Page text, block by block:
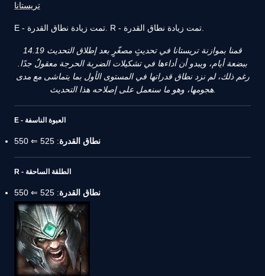
تريستانا
قمنا بموازنة تريستانا في تحديثٍ مصغّرٍ بعد إطلاق التحديث 14.19
ببضعة أيام، ويبدو أن أداءها في تشكيلات الضربة الحرجة معقولٌ جدًا.
رغم ذلك، لم نزد نطاق قدراتها في المستوى الأول بما يتماشى مع مدى
هجومها، وهو ما سنعمل على إصلاحه هذا التحديث.
E - العبوة الناسفة
نطاق القدرة: 525 ⇐ 550
R - الطلقة الساحقة
نطاق القدرة: 525 ⇐ 550